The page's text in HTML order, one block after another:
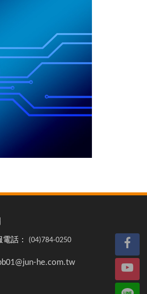
電話： (04)784-0250
he.com.tw